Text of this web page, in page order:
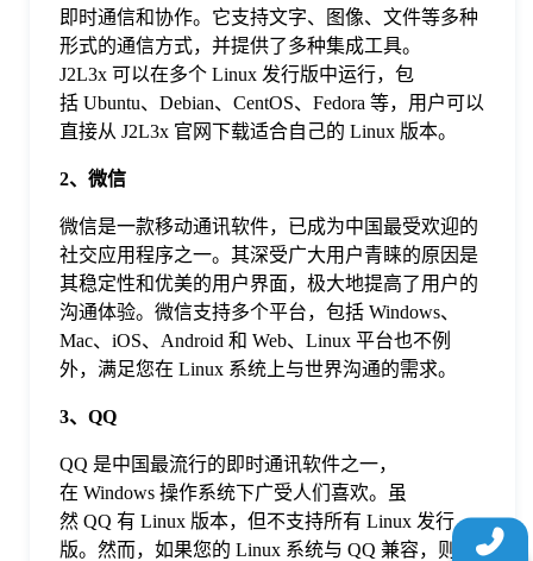
即时通信和协作。它支持文字、图像、文件等多种
形式的通信方式，并提供了多种集成工具。
J2L3x 可以在多个 Linux 发行版中运行，包
括 Ubuntu、Debian、CentOS、Fedora 等，用户可以
直接从 J2L3x 官网下载适合自己的 Linux 版本。
2、微信
微信是一款移动通讯软件，已成为中国最受欢迎的
社交应用程序之一。其深受广大用户青睐的原因是
其稳定性和优美的用户界面，极大地提高了用户的
沟通体验。微信支持多个平台，包括 Windows、
Mac、iOS、Android 和 Web、Linux 平台也不例
外，满足您在 Linux 系统上与世界沟通的需求。
3、QQ
QQ 是中国最流行的即时通讯软件之一，
在 Windows 操作系统下广受人们喜欢。虽
然 QQ 有 Linux 版本，但不支持所有 Linux 发行
版。然而，如果您的 Linux 系统与 QQ 兼容，则可